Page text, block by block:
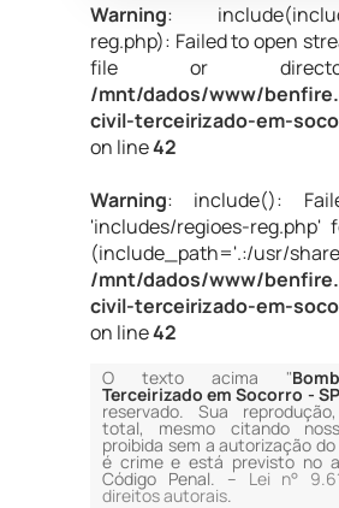
Warning:
reg.php): Failed to open
file or
/mnt/dados/www/
civil-terceirizado-em-
on line42
Warning: include():
'includes/regioes-reg.php'
(include_path='.:/usr/
/mnt/dados/www/
civil-terceirizado-em-
on line42
O texto acima "
Terceirizado em Socorro - SP
reservado. Sua
total, mesmo citando
proibida sem a autorização
é crime e está previsto no
Código Penal. – Lei n°
direitos autorais.